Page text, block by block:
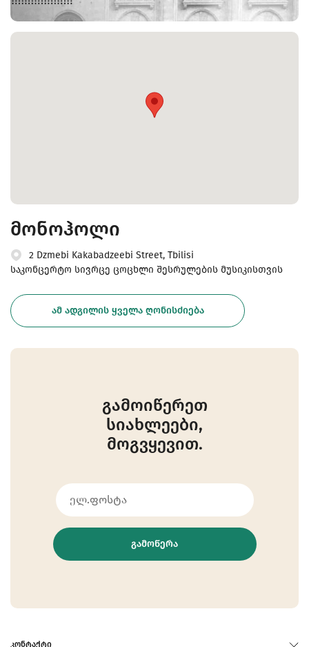
მონოჰოლი
2 Dzmebi Kakabadzeebi Street, Tbilisi
საკონცერტო სივრცე ცოცხლი შესრულების მუსიკისთვის
ᲐᲛ ᲐᲓᲒᲘᲚᲘᲡ ᲧᲕᲔᲚᲐ ᲦᲝᲜᲘᲡᲫᲘᲔᲑᲐ
გამოიწერეთ
სიახლეები,
მოგვყევით.
ᲒᲐᲛᲝᲬᲔᲠᲐ
ᲙᲝᲜᲢᲐᲥᲢᲘ